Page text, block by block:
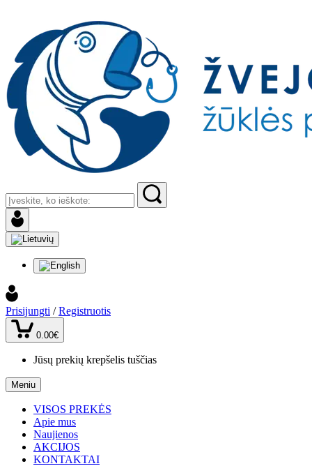
Prisijungti / Registruotis
0.00€
Jūsų prekių krepšelis tuščias
Meniu
VISOS PREKĖS
Apie mus
Naujienos
AKCIJOS
KONTAKTAI